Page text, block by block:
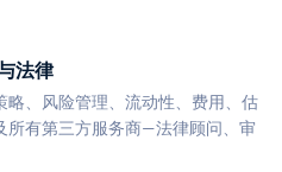
法律
略、风险管理、流动性、费用、估
所有第三方服务商—法律顾问、审